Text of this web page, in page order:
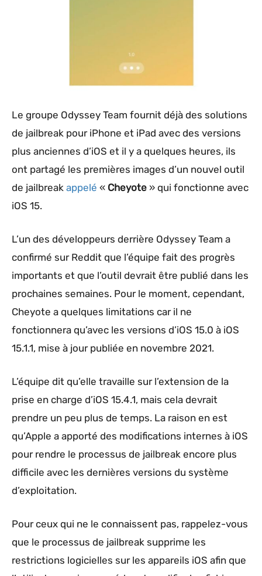
Le groupe Odyssey Team fournit déjà des solutions
de jailbreak pour iPhone et iPad avec des versions
plus anciennes d’iOS et il y a quelques heures, ils
ont partagé les premières images d’un nouvel outil
de jailbreak appelé « Cheyote » qui fonctionne avec
iOS 15.
L’un des développeurs derrière Odyssey Team a
confirmé sur Reddit que l’équipe fait des progrès
importants et que l’outil devrait être publié dans les
prochaines semaines. Pour le moment, cependant,
Cheyote a quelques limitations car il ne
fonctionnera qu’avec les versions d’iOS 15.0 à iOS
15.1.1, mise à jour publiée en novembre 2021.
L’équipe dit qu’elle travaille sur l’extension de la
prise en charge d’iOS 15.4.1, mais cela devrait
prendre un peu plus de temps. La raison en est
qu’Apple a apporté des modifications internes à iOS
pour rendre le processus de jailbreak encore plus
difficile avec les dernières versions du système
d’exploitation.
Pour ceux qui ne le connaissent pas, rappelez-vous
que le processus de jailbreak supprime les
restrictions logicielles sur les appareils iOS afin que